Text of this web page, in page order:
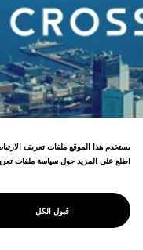
PROJECT
YOXO
يستخدم هذا الموقع ملفات تعريف
اطلع على المزيد حول سياسة ملفات
سياسة ملفات
قبول الكل